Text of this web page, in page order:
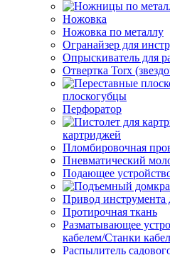
Ножовка
Ножовка по металлу
Огранайзер для
Опрыскиватель для
Отвертка Torx
плоскогубцы
Перфоратор
картриджей
Пломбировочная
Пневматический
Подающее
Привод инструмента
Протирочная ткань
Разматывающее
кабелем/Станки
Распылитель